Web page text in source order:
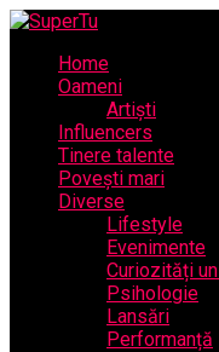
Home
Oameni
Artiști
Influencers
Tinere talente
Povești mari
Diverse
Lifestyle
Evenimente
Curiozități
Psihologie
Lansări
Performanță